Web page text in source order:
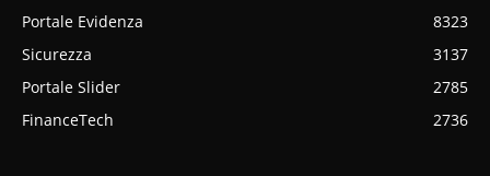
Portale Evidenza
8323
Sicurezza
3137
Portale Slider
2785
FinanceTech
2736